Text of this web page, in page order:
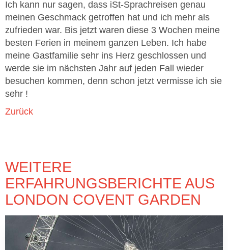
Ich kann nur sagen, dass iSt-Sprachreisen genau
meinen Geschmack getroffen hat und ich mehr als
zufrieden war. Bis jetzt waren diese 3 Wochen meine
besten Ferien in meinem ganzen Leben. Ich habe
meine Gastfamilie sehr ins Herz geschlossen und
werde sie im nächsten Jahr auf jeden Fall wieder
besuchen kommen, denn schon jetzt vermisse ich sie
sehr !
Zurück
WEITERE
ERFAHRUNGSBERICHTE AUS
LONDON COVENT GARDEN